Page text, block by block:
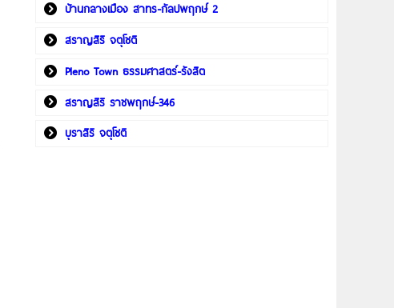
บ้านกลางเมือง สาทร-กัลปพฤกษ์ 2
สราญสิริ จตุโชติ
Pleno Town ธรรมศาสตร์-รังสิต
สราญสิริ ราชพฤกษ์-346
บุราสิริ จตุโชติ